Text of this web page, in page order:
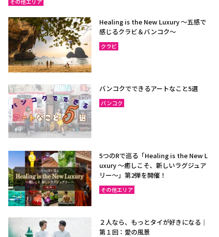
Healing is the New Luxury ～五感で
感じるクラビ＆バンコク～
クラビ
バンコクでできるアートなこと5選
バンコク
5つのRで巡る「Healing is the New L
uxury ～癒しこそ、新しいラグジュア
リー〜」第2弾を開催！
その他エリア
２人なら、もっとタイが好きになる｜
第１回：愛の風景